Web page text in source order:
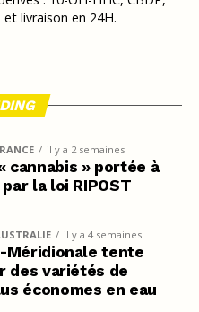
livraison en 24H.
il y a 2 semaines
cannabis » portée à
la loi RIPOST
il y a 4 semaines
Méridionale tente
des variétés de
économes en eau